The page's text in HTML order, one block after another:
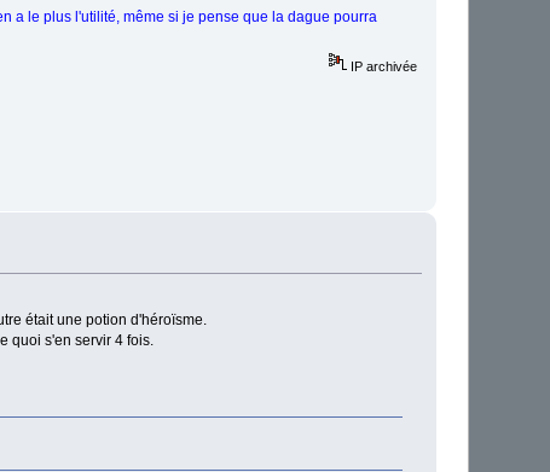
a le plus l'utilité, même si je pense que la dague pourra
IP archivée
était une potion d'héroïsme.
quoi s'en servir 4 fois.